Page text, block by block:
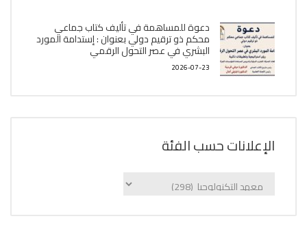
دعوة للمساهمة في تأليف كتاب جماعي
محكم ذو ترقيم دولي بعنوان : إستدامة المورد
البشري في عصر التحول الرقمي
2026-07-23
الإعلانات حسب الفئة
الإعلانات